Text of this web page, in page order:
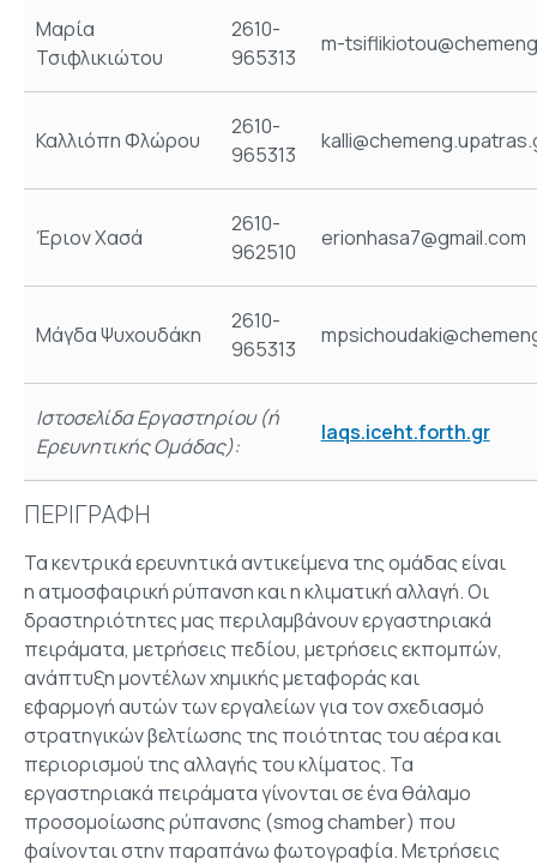
Μαρία
Τσιφλικιώτου
2610-
965313
m-
Καλλιόπη Φλώρου
2610-
965313
Έριον Χασά
2610-
962510
erionhasa7@gmail.com
Μάγδα Ψυχουδάκη
2610-
965313
Ιστοσελίδα Εργαστηρίου (ή
Ερευνητικής Ομάδας):
laqs.iceht.forth.gr
ΠΕΡΙΓΡΑΦΗ
Τα κεντρικά ερευνητικά αντικείμενα της ομάδας είναι
η ατμοσφαιρική ρύπανση και η κλιματική αλλαγή. Οι
δραστηριότητες μας περιλαμβάνουν εργαστηριακά
πειράματα, μετρήσεις πεδίου, μετρήσεις εκπομπών,
ανάπτυξη μοντέλων χημικής μεταφοράς και
εφαρμογή αυτών των εργαλείων για τον σχεδιασμό
στρατηγικών βελτίωσης της ποιότητας του αέρα και
περιορισμού της αλλαγής του κλίματος. Τα
εργαστηριακά πειράματα γίνονται σε ένα θάλαμο
προσομοίωσης ρύπανσης (smog chamber) που
φαίνονται στην παραπάνω φωτογραφία. Μετρήσεις